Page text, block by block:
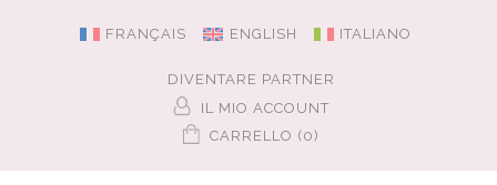
FRANÇAIS ENGLISH ITALIANO
DIVENTARE PARTNER
IL MIO ACCOUNT
CARRELLO (0)